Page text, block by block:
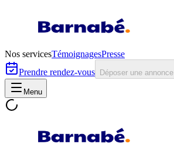
Nos servicesTémoignagesPresse
Prendre rendez-vous
Déposer une annonce
Menu